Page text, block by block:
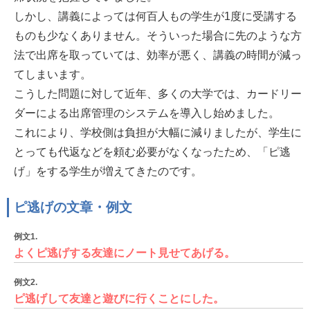
しかし、講義によっては何百人もの学生が1度に受講する
ものも少なくありません。そういった場合に先のような方
法で出席を取っていては、効率が悪く、講義の時間が減っ
てしまいます。
こうした問題に対して近年、多くの大学では、カードリー
ダーによる出席管理のシステムを導入し始めました。
これにより、学校側は負担が大幅に減りましたが、学生に
とっても代返などを頼む必要がなくなったため、「ピ逃
げ」をする学生が増えてきたのです。
ピ逃げの文章・例文
例文1.
よくピ逃げする友達にノート見せてあげる。
例文2.
ピ逃げして友達と遊びに行くことにした。